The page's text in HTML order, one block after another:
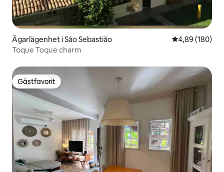
Ägarlägenhet i São Sebastião 4,89 av 5 i
4,89 (180)
Toque Toque charm
Gästfavorit
Gästfavorit